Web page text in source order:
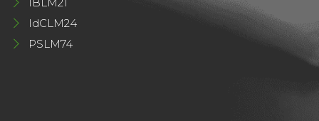
IdCLM24
PSLM74